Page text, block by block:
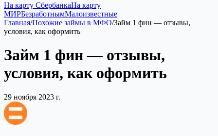
На карту СбербанкаНа карту
МИРБезработнымМалоизвестные
Главная/Похожие займы в МФО/Займ 1 фин — отзывы,
условия, как оформить
Займ 1 фин — отзывы,
условия, как оформить
29 ноября 2023 г.